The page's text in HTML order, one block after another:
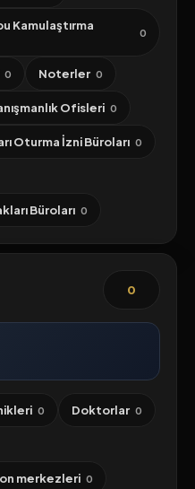
Kamulaştırma
0
0 Noterler 0
Ofisleri 0
Oturma İzni Büroları 0
Büroları 0
0
0 Doktorlar 0
merkezleri 0